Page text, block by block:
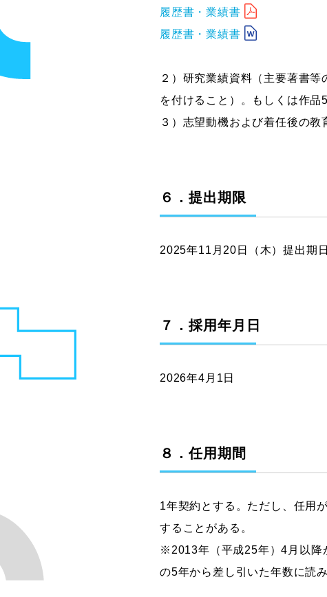
履歴書・業績書
履歴書・業績書
２）研究業績資料（主要著書
を付けること）。もしくは作
３）志望動機および着任後の教
６．提出期限
2025年11月20日（木）提出期
７．採用年月日
2026年4月1日
８．任用期間
1年契約とする。ただし、任用
することがある。
※2013年（平成25年）4月以降
の5年から差し引いた年数に読